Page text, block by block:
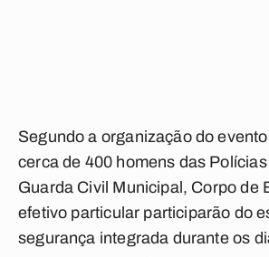
Segundo a organização do
cerca de 400 homens das
Guarda Civil Municipal, Corpo de
efetivo particular participarão do
segurança integrada durante os